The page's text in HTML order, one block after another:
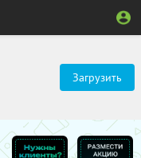
Загрузить